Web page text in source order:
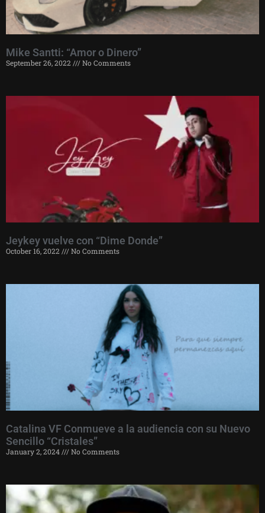
Mike Santti: “Amor o Dinero”
September 26, 2022 No Comments
Jeykey vuelve con “Dime Donde”
October 16, 2022 No Comments
Catalina VF Conmueve a la audiencia con su Nuevo
Sencillo “Cristales”
January 2, 2024 No Comments